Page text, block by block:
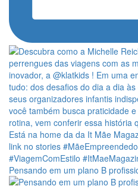
Pensando em um plano B